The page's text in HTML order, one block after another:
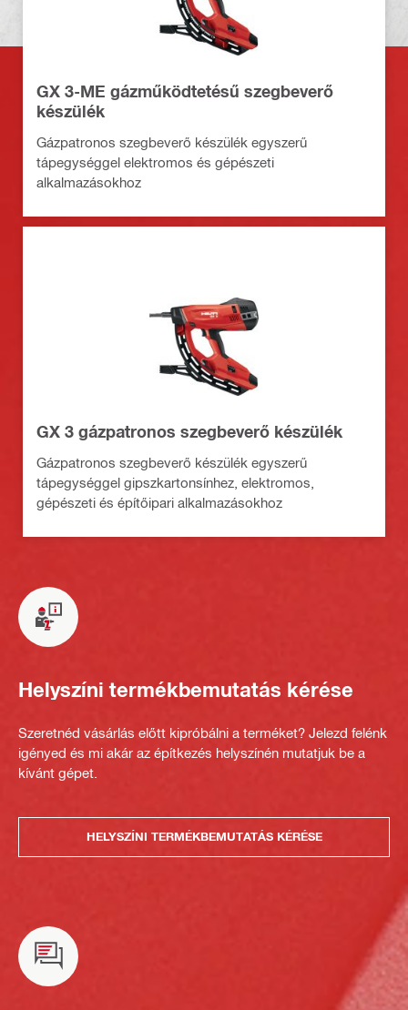
GX 3-ME gázműködtetésű szegbeverő
készülék
Gázpatronos szegbeverő készülék egyszerű
tápegységgel elektromos és gépészeti
alkalmazásokhoz
GX 3 gázpatronos szegbeverő készülék
Gázpatronos szegbeverő készülék egyszerű
tápegységgel gipszkartonsínhez, elektromos,
gépészeti és építőipari alkalmazásokhoz
Helyszíni termékbemutatás kérése
Szeretnéd vásárlás előtt kipróbálni a terméket? Jelezd felénk
igényed és mi akár az építkezés helyszínén mutatjuk be a
kívánt gépet.
HELYSZÍNI TERMÉKBEMUTATÁS KÉRÉSE